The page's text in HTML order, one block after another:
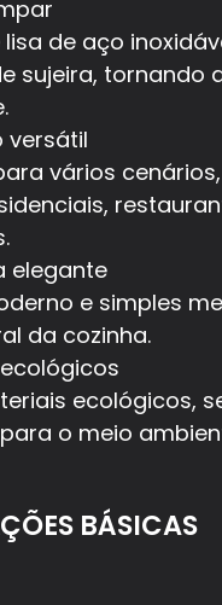
de aço
sujeira, tornando
versátil
vários
elegante
e simples
da cozinha.
ecológicos,
o meio
BÁSICAS